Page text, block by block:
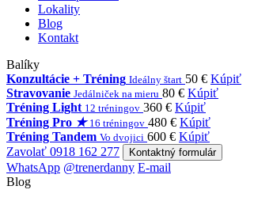
Lokality
Blog
Kontakt
Balíky
Konzultácie + Tréning Ideálny štart 50 € Kúpiť
Stravovanie Jedálniček na mieru 80 € Kúpiť
Tréning Light 12 tréningov 360 € Kúpiť
Tréning Pro ★ 16 tréningov 480 € Kúpiť
Tréning Tandem Vo dvojici 600 € Kúpiť
Zavolať 0918 162 277
Kontaktný formulár
WhatsApp @trenerdanny E-mail
Blog